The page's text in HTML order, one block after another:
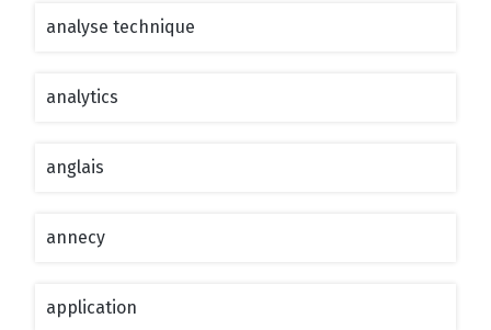
analyse technique
analytics
anglais
annecy
application